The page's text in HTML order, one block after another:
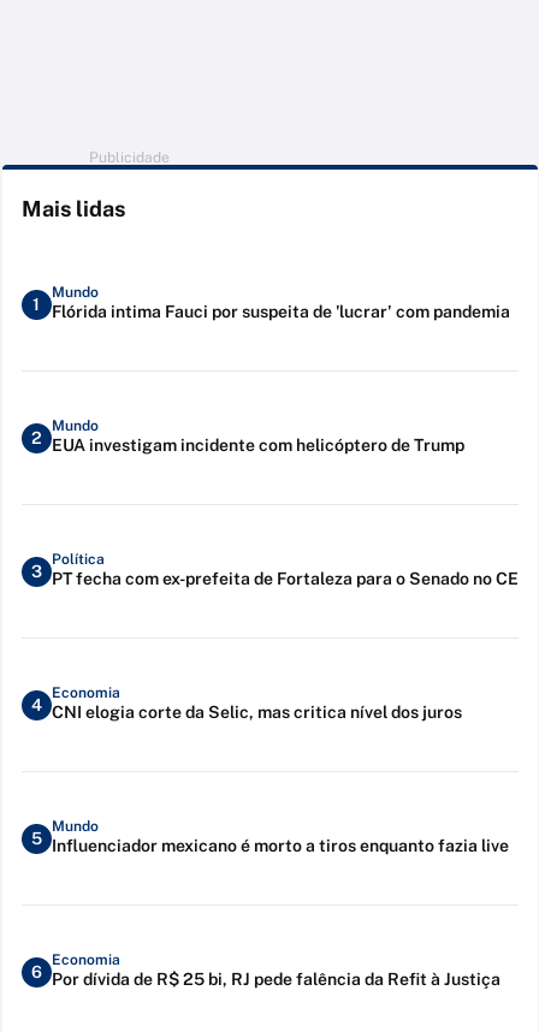
Publicidade
Mais lidas
1
Mundo
Flórida intima Fauci por suspeita de 'lucrar' com pandemia
2
Mundo
EUA investigam incidente com helicóptero de Trump
3
Política
PT fecha com ex-prefeita de Fortaleza para o Senado no CE
4
Economia
CNI elogia corte da Selic, mas critica nível dos juros
5
Mundo
Influenciador mexicano é morto a tiros enquanto fazia live
6
Economia
Por dívida de R$ 25 bi, RJ pede falência da Refit à Justiça